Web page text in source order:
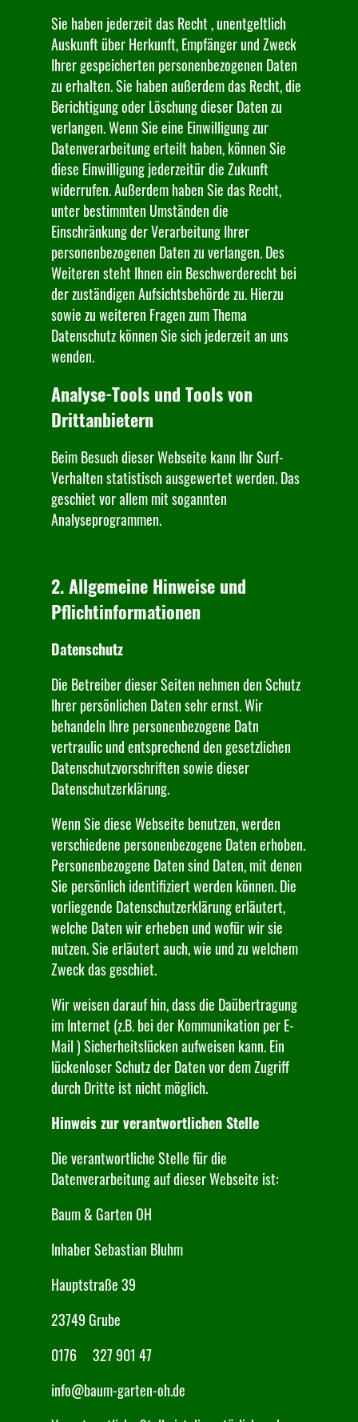
Sie haben jederzeit das Recht , unentgeltlich
Auskunft über Herkunft, Empfänger und Zweck
Ihrer gespeicherten personenbezogenen Daten
zu erhalten. Sie haben außerdem das Recht, die
Berichtigung oder Löschung dieser Daten zu
verlangen. Wenn Sie eine Einwilligung zur
Datenverarbeitung erteilt haben, können Sie
diese Einwilligung jederzeitür die Zukunft
widerrufen. Außerdem haben Sie das Recht,
unter bestimmten Umständen die
Einschränkung der Verarbeitung Ihrer
personenbezogenen Daten zu verlangen. Des
Weiteren steht Ihnen ein Beschwerderecht bei
der zuständigen Aufsichtsbehörde zu. Hierzu
sowie zu weiteren Fragen zum Thema
Datenschutz können Sie sich jederzeit an uns
wenden.
Analyse-Tools und Tools von
Drittanbietern
Beim Besuch dieser Webseite kann Ihr Surf-
Verhalten statistisch ausgewertet werden. Das
geschiet vor allem mit sogannten
Analyseprogrammen.
2. Allgemeine Hinweise und
Pflichtinformationen
Datenschutz
Die Betreiber dieser Seiten nehmen den Schutz
Ihrer persönlichen Daten sehr ernst. Wir
behandeln Ihre personenbezogene Datn
vertraulic und entsprechend den gesetzlichen
Datenschutzvorschriften sowie dieser
Datenschutzerklärung.
Wenn Sie diese Webseite benutzen, werden
verschiedene personenbezogene Daten erhoben.
Personenbezogene Daten sind Daten, mit denen
Sie persönlich identifiziert werden können. Die
vorliegende Datenschutzerklärung erläutert,
welche Daten wir erheben und wofür wir sie
nutzen. Sie erläutert auch, wie und zu welchem
Zweck das geschiet.
Wir weisen darauf hin, dass die Daübertragung
im Internet (z.B. bei der Kommunikation per E-
Mail ) Sicherheitslücken aufweisen kann. Ein
lückenloser Schutz der Daten vor dem Zugriff
durch Dritte ist nicht möglich.
Hinweis zur verantwortlichen Stelle
Die verantwortliche Stelle für die
Datenverarbeitung auf dieser Webseite ist:
Baum & Garten OH
Inhaber Sebastian Bluhm
Hauptstraße 39
23749 Grube
0176 327 901 47
info@baum-garten-oh.de